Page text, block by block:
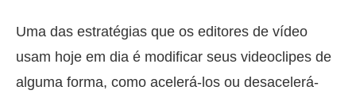
Uma das estratégias que os editores de vídeo
usam hoje em dia é modificar seus videoclipes de
alguma forma, como acelerá-los ou desacelerá-